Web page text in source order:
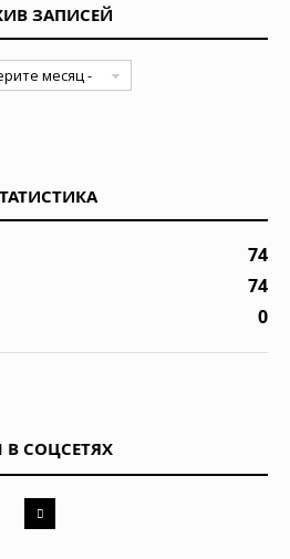
ЗАПИСЕЙ
74
74
0
СОЦСЕТЯХ